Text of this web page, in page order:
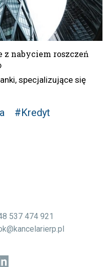
z nabyciem roszczeń
specjalizujące się
#Kredyt
537 474 921